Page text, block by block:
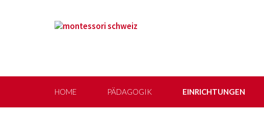
HOME PÄDAGOGIK EINRICHTUNGEN